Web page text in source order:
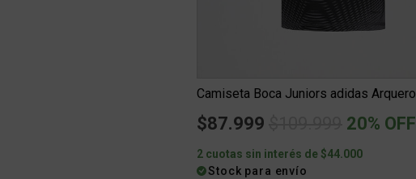
$87.999 Price reduced from
to
20% OFF
2 cuotas sin interés de $44.000
Stock para envío